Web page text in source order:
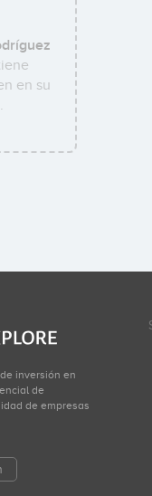
en su
inversión en
de
de empresas